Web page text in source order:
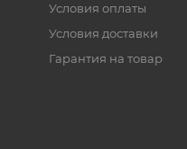
Условия оплаты
Условия доставки
Гарантия на товар